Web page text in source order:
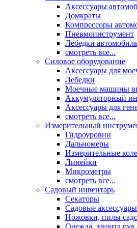
Аксессуары
Домкраты
Компрессоры
Пневмоинструмент
Лебедки
смотреть все...
Силовое оборудование
Аксессуары для
Лебедки
Моечные машины
Аккумуляторный
Аксессуары для
смотреть все...
Измерительный
Гидроуровни
Дальномеры
Измерительные
Линейки
Микрометры
смотреть все...
Садовый инвентарь
Секаторы
Садовые аксессуары
Ножовки, пилы
Одежда, защита рук